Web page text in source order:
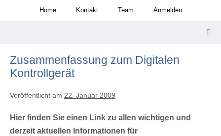
Home Kontakt Team Anmelden
Zusammenfassung zum Digitalen
Kontrollgerät
Veröffentlicht am 22. Januar 2009
Hier finden Sie einen Link zu allen wichtigen und
derzeit aktuellen Informationen für